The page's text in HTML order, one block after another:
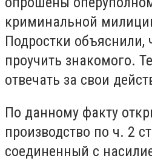
криминальной
Подростки объяснили,
проучить знакомого.
отвечать за свои
По данному факту
производство по ч. 2
соединенный с